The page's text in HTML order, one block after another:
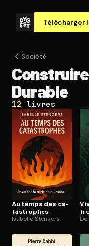
Télécharger
Société
Durable
12 livres
Au temps des ca­
tas­trophes
Isabelle Stengers